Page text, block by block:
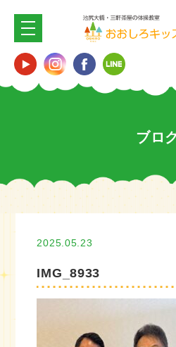
ブロ
2025.05.23
IMG_8933